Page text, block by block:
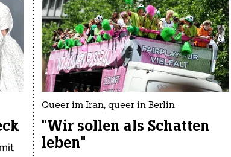
Queer im Iran, queer in Berlin
"Wir sollen als Schatten
leben"